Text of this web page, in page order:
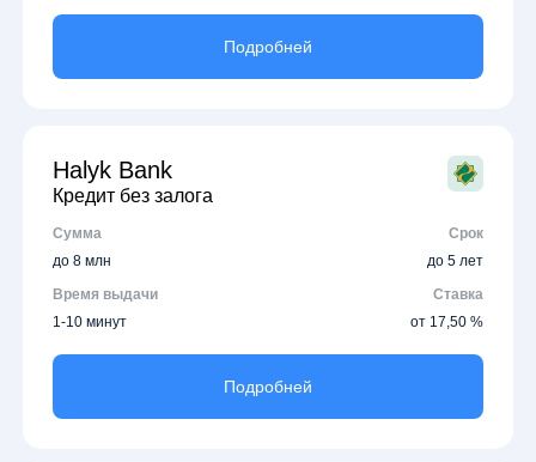
Подробней
Halyk Bank
Кредит без залога
Сумма
Срок
до 8 млн
до 5 лет
Время выдачи
Ставка
1-10 минут
от 17,50 %
Подробней